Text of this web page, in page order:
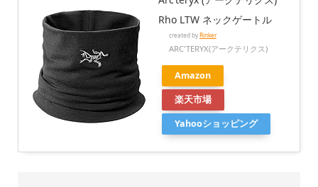
Rho LTW ネックゲートル
created byRinker
ARC'TERYX(アークテリクス)
Amazon
楽天市場
Yahooショッピング